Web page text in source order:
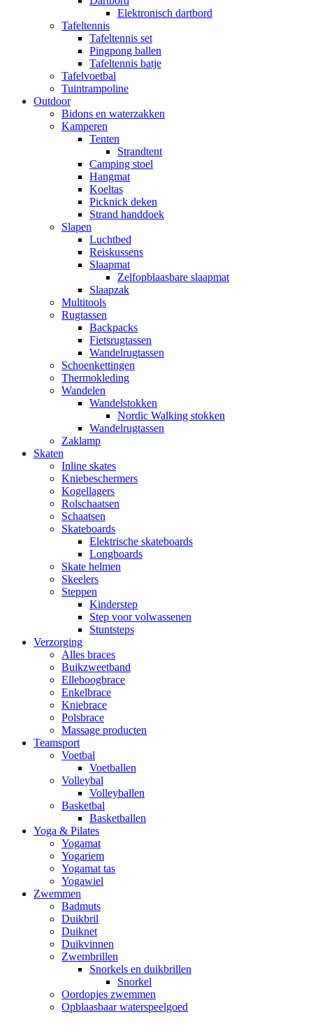
Elektronisch dartbord
Tafeltennis
Tafeltennis set
Pingpong ballen
Tafeltennis batje
Tafelvoetbal
Tuintrampoline
Outdoor
Bidons en waterzakken
Kamperen
Tenten
Strandtent
Camping stoel
Hangmat
Koeltas
Picknick deken
Strand handdoek
Slapen
Luchtbed
Reiskussens
Slaapmat
Zelfopblaasbare slaapmat
Slaapzak
Multitools
Rugtassen
Backpacks
Fietsrugtassen
Wandelrugtassen
Schoenkettingen
Thermokleding
Wandelen
Wandelstokken
Nordic Walking stokken
Wandelrugtassen
Zaklamp
Skaten
Inline skates
Kniebeschermers
Kogellagers
Rolschaatsen
Schaatsen
Skateboards
Elektrische skateboards
Longboards
Skate helmen
Skeelers
Steppen
Kinderstep
Step voor volwassenen
Stuntsteps
Verzorging
Alles braces
Buikzweetband
Elleboogbrace
Enkelbrace
Kniebrace
Polsbrace
Massage producten
Teamsport
Voetbal
Voetballen
Volleybal
Volleyballen
Basketbal
Basketballen
Yoga & Pilates
Yogamat
Yogariem
Yogamat tas
Yogawiel
Zwemmen
Badmuts
Duikbril
Duiknet
Duikvinnen
Zwembrillen
Snorkels en duikbrillen
Snorkel
Oordopjes zwemmen
Opblaasbaar waterspeelgoed